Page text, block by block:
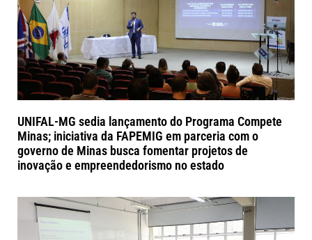
UNIFAL-MG sedia lançamento do Programa Compete
Minas; iniciativa da FAPEMIG em parceria com o
governo de Minas busca fomentar projetos de
inovação e empreendedorismo no estado